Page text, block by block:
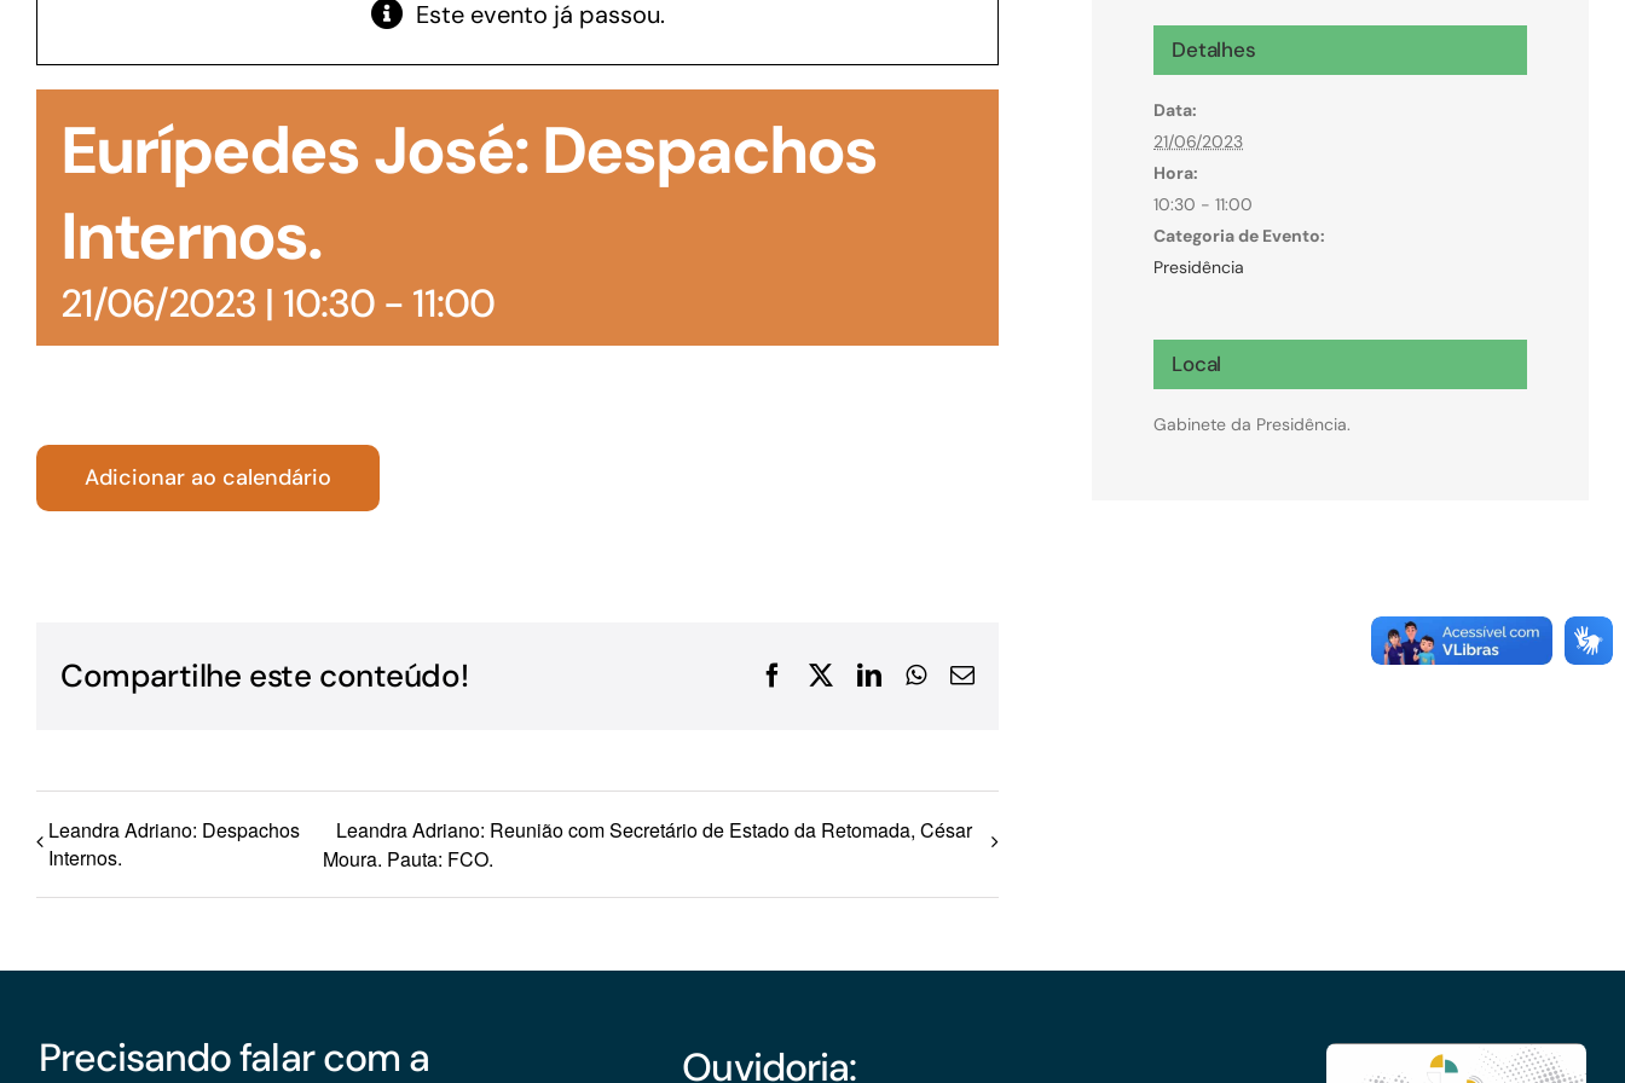
manutenção de estoques e despesas operacionais
realizar obras, dentre outros serviços
Microcrédito
Para MEI, microempresas e pessoas físicas
(feirantes e transportes)
Turismo
Este evento já passou.
Eurípedes José: Despachos
Internos.
21/06/2023 | 10:30- 11:00
Adicionar ao calendário
Compartilhe este conteúdo! FacebookLinkedInWhatsApp
E-
Leandra Adriano: Despachos
Internos.
Leandra Adriano: Reunião com Secretário de Estado da Retomada, César
Moura. Pauta: FCO.
Detalhes
Data:
21/06/2023
Hora:
10:30 - 11:00
Categoria de Evento:
Presidência
Local
Gabinete da Presidência.
Precisando falar com a
Ouvidoria: